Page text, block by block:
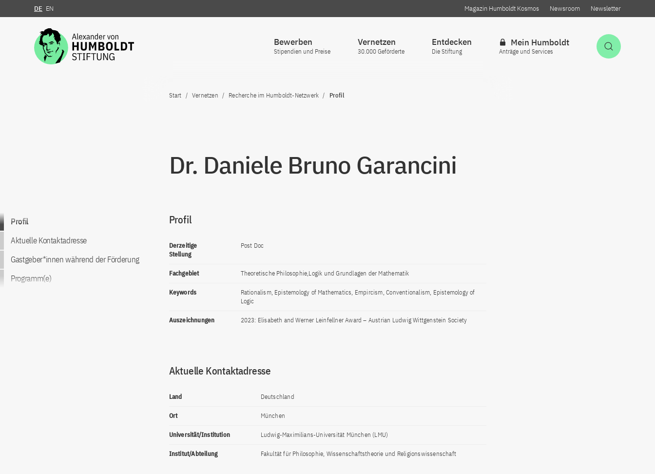
Zum Inhalt springen
DE EN Magazin Humboldt Kosmos Newsroom Newsletter
Bewerben
Stipendien und Preise
Vernetzen
30.000 Geförderte
Entdecken
Die Stiftung
Mein Humboldt
Anträge und Services
Start Vernetzen Recherche im Humboldt-Netzwerk Profil
Dr. Daniele Bruno Garancini
Zum Inhalt springen
Profil
Aktuelle Kontaktadresse
Gastgeber*innen während der Förderung
Programm(e)
Profil
Derzeitige
Stellung
Post Doc
Fachgebiet Theoretische Philosophie,Logik und Grundlagen der Mathematik
Keywords
Rationalism, Epistemology of Mathematics, Empircism, Conventionalism, Epistemology of
Logic
Auszeichnungen 2023: Elisabeth and Werner Leinfellner Award – Austrian Ludwig Wittgenstein Society
Aktuelle Kontaktadresse
Land Deutschland
Ort München
Universität/Institution Ludwig-Maximilians-Universität München (LMU)
Institut/Abteilung Fakultät für Philosophie, Wissenschaftstheorie und Religionswissenschaft